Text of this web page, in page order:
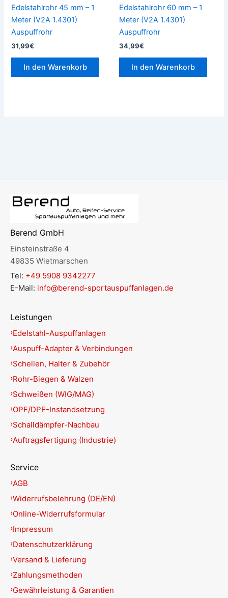
Edelstahlrohr 45 mm – 1
Meter (V2A 1.4301)
Auspuffrohr
31,99€
In den Warenkorb
Edelstahlrohr 60 mm – 1
Meter (V2A 1.4301)
Auspuffrohr
34,99€
In den Warenkorb
Berend GmbH
Einsteinstraße 4
49835 Wietmarschen
Tel: +49 5908 9342277
E-Mail: info@berend-sportauspuffanlagen.de
Leistungen
Edelstahl-Auspuffanlagen
Auspuff-Adapter & Verbindungen
Schellen, Halter & Zubehör
Rohr-Biegen & Walzen
Schweißen (WIG/MAG)
OPF/DPF-Instandsetzung
Schalldämpfer-Nachbau
Auftragsfertigung (Industrie)
Service
AGB
Widerrufsbelehrung (DE/EN)
Online-Widerrufsformular
Impressum
Datenschutzerklärung
Versand & Lieferung
Zahlungsmethoden
Gewährleistung & Garantien